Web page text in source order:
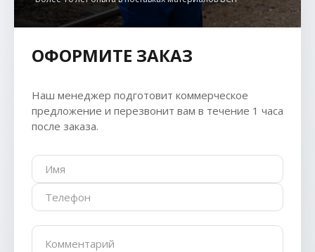
ОФОРМИТЕ ЗАКАЗ
Наш менеджер подготовит коммерческое
предложение и перезвонит вам в течение 1 часа
после заказа.